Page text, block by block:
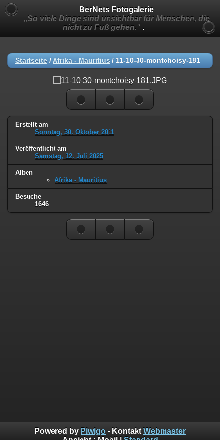
BerNets Fotogalerie
„So viele Dinge sind unsichtbar für Menschen, die
nicht zu Fuß gehen.“ .
Startseite / Afrika - Mauritius / 11-10-30-montchoisy-181
Erstellt am
Sonntag, 30. Oktober 2011
Veröffentlicht am
Samstag, 12. Juli 2025
Alben
Afrika - Mauritius
Besuche
1646
Powered by Piwigo - Kontakt Webmaster